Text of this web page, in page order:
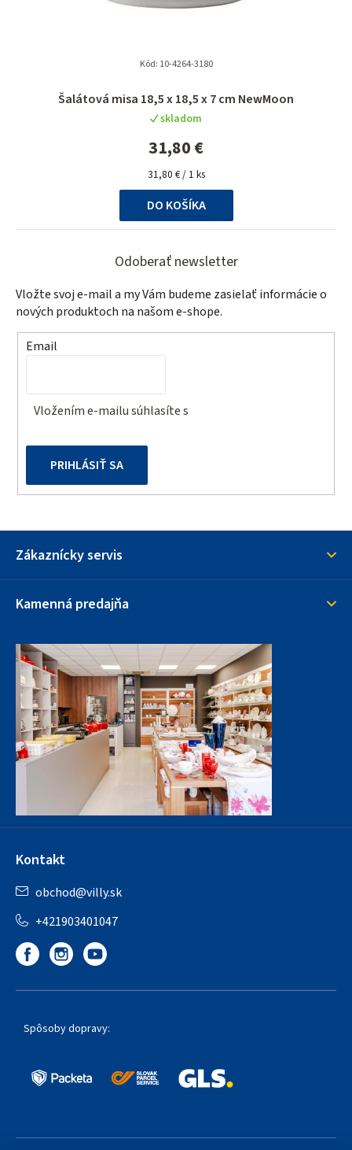
Šalátová misa 18,5 x 18,5 x 7 cm NewMoon
skladom
31,80 €
Jednotková
cena:
31,80 € / 1 ks
DO KOŠÍKA
Kód: 10-4264-3180
Odoberať newsletter
Vložte svoj e-mail a my Vám budeme zasielať informácie o
nových produktoch na našom e-shope.
Email
Vložením e-mailu súhlasíte s
PRIHLÁSIŤ SA
Zákaznícky servis
Kamenná predajňa
Kontakt
obchod@villy.sk
+421903401047
Spôsoby dopravy: